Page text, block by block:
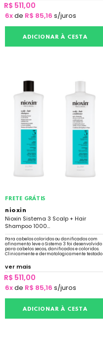
R$ 511,00
6xde R$ 85,16 s/juros
ADICIONAR À CESTA
FRETE GRÁTIS
nioxin
Nioxin Sistema 3 Scalp + Hair
Shampoo 1000...
Para cabelos coloridos ou danificados com
afinamento leve o Sistema 3 foi desenvolvido
para cabelos secos, danificados e coloridos.
Clinicamente e dermatologicamente testado
ver mais
R$ 511,00
6xde R$ 85,16 s/juros
ADICIONAR À CESTA